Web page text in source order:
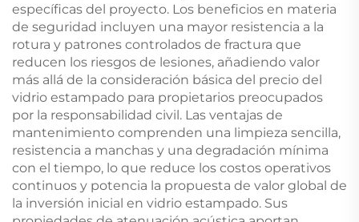
específicas del proyecto. Los beneficios en materia
de seguridad incluyen una mayor resistencia a la
rotura y patrones controlados de fractura que
reducen los riesgos de lesiones, añadiendo valor
más allá de la consideración básica del precio del
vidrio estampado para propietarios preocupados
por la responsabilidad civil. Las ventajas de
mantenimiento comprenden una limpieza sencilla,
resistencia a manchas y una degradación mínima
con el tiempo, lo que reduce los costos operativos
continuos y potencia la propuesta de valor global de
la inversión inicial en vidrio estampado. Sus